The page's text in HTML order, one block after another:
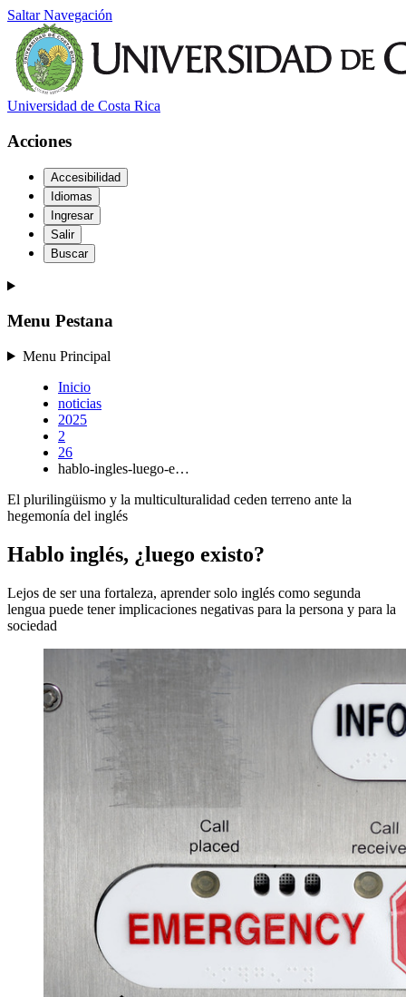
Saltar Navegación
Universidad de Costa Rica
Acciones
Accesibilidad
Idiomas
Ingresar
Salir
Buscar
Menu Pestana
Menu Principal
Inicio
noticias
2025
2
26
hablo-ingles-luego-e…
El plurilingüismo y la multiculturalidad ceden terreno ante la
hegemonía del inglés
Hablo inglés, ¿luego existo?
Lejos de ser una fortaleza, aprender solo inglés como segunda
lengua puede tener implicaciones negativas para la persona y para la
sociedad